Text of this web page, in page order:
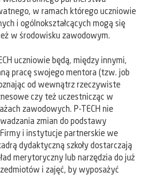
w ramach którego uczniowie
i ogólnokształcących mogą się
w środowisku zawodowym.
uczniowie będą, między innymi,
pracę swojego mentora (tzw. job
od wewnątrz rzeczywiste
czy też uczestnicząc w
zawodowych. P-TECH nie
zmian do podstawy
i instytucje partnerskie we
dydaktyczną szkoły dostarczają
merytoryczny lub narzędzia do już
i zajęć, by wyposażyć